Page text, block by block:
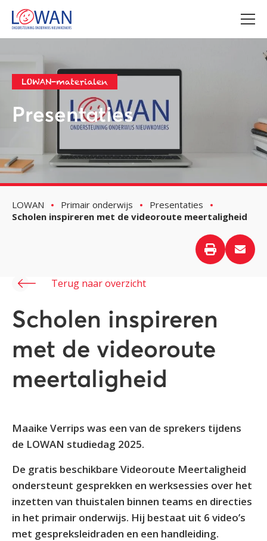
LOWAN-materialen
Presentaties
LOWAN Primair onderwijs
Presentaties
Scholen inspireren met de videoroute meertaligheid
Terug naar overzicht
Scholen inspireren
met de videoroute
meertaligheid
Maaike Verrips was een van de sprekers tijdens
de LOWAN studiedag 2025.
De gratis beschikbare Videoroute Meertaligheid
ondersteunt gesprekken en werksessies over het
inzetten van thuistalen binnen teams en directies
in het primair onderwijs. Hij bestaat uit 6 video’s
met gespreksleidraden en een handleiding.